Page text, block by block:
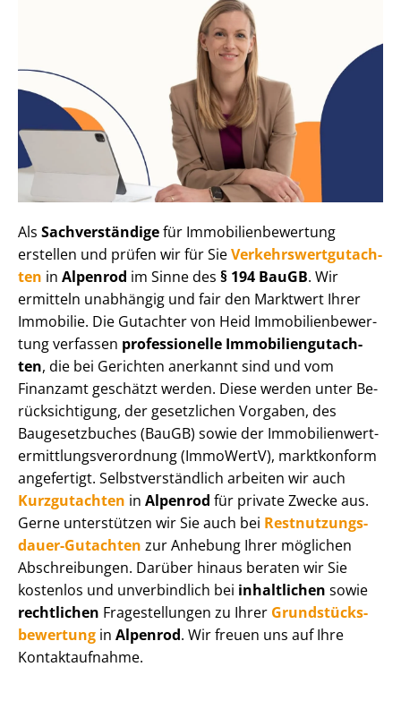
Als Sachverständigefür Im­mo­bi­li­en­be­wer­tung
erstellen und prüfen wir für SieVer­kehrs­wert­gut­ach­
ten in Alpenrod im Sinne des § 194 BauGB. Wir
ermitteln unabhängig und fair den Marktwert Ihrer
Immobilie. Die Gutachter von Heid Im­mo­bi­li­en­be­wer­
tung verfassen professionelle Im­mo­bi­li­en­gut­ach­
ten, die bei Gerichten anerkannt sind und vom
Finanzamt geschätzt werden. Diese werden unter Be­
rück­sich­ti­gung, der gesetzlichen Vorgaben, des
Baugesetzbuches (BauGB) sowie der Im­mo­bi­li­en­wert­
ermitt­lungs­ver­ord­nung (ImmoWertV), marktkonform
angefertigt. Selbst­ver­ständ­lich arbeiten wir auch
Kurzgutachten in Alpenrod für private Zwecke aus.
Gerne unterstützen wir Sie auch bei Rest­nut­zungs­
dau­er-Gutachten zur Anhebung Ihrer möglichen
Abschreibungen. Darüber hinaus beraten wir Sie
kostenlos und unverbindlich bei inhaltlichen sowie
rechtlichen Fragestellungen zu Ihrer Grund­stücks­
be­wer­tung in Alpenrod. Wir freuen uns auf Ihre
Kontaktaufnahme.